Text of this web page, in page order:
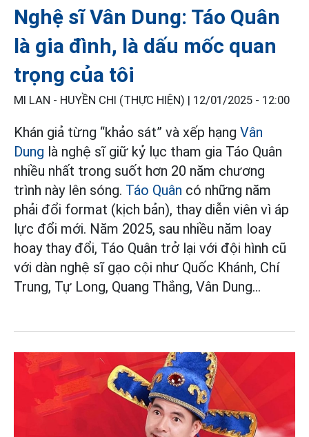
Nghệ sĩ Vân Dung: Táo Quân
là gia đình, là dấu mốc quan
trọng của tôi
MI LAN - HUYỀN CHI (THỰC HIỆN) | 12/01/2025 - 12:00
Khán giả từng “khảo sát” và xếp hạng Vân
Dung là nghệ sĩ giữ kỷ lục tham gia Táo Quân
nhiều nhất trong suốt hơn 20 năm chương
trình này lên sóng. Táo Quân có những năm
phải đổi format (kịch bản), thay diễn viên vì áp
lực đổi mới. Năm 2025, sau nhiều năm loay
hoay thay đổi, Táo Quân trở lại với đội hình cũ
với dàn nghệ sĩ gạo cội như Quốc Khánh, Chí
Trung, Tự Long, Quang Thắng, Vân Dung...